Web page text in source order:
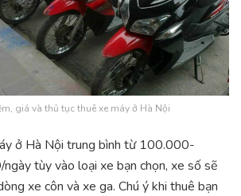
giá và thủ tục thuê xe máy ở Hà Nội
ở Hà Nội trung bình từ 100.000-
tùy vào loại xe bạn chọn, xe số sẽ
xe côn và xe ga. Chú ý khi thuê bạn